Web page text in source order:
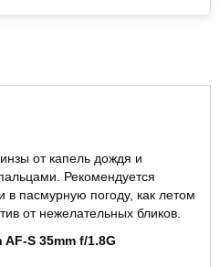
от капель дождя и
Рекомендуется
в пасмурную погоду, как летом
от нежелательных бликов.
AF-S 35mm f/1.8G